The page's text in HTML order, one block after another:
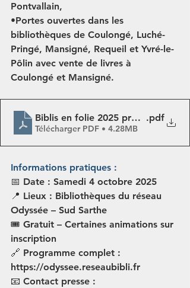
Pontvallain,
•Portes ouvertes dans les
bibliothèques de Coulongé, Luché-
Pringé, Mansigné, Requeil et Yvré-le-
Pôlin avec vente de livres à
Coulongé et Mansigné.
Biblis en folie 2025 programme
.pdf
Télécharger PDF • 4.28MB
Informations pratiques :
📅 Date : Samedi 4 octobre 2025
📍 Lieux : Bibliothèques du réseau
Odyssée – Sud Sarthe
🎟️ Gratuit – Certaines animations sur
inscription
🔗 Programme complet :
https://odyssee.reseaubibli.fr
📧 Contact presse :